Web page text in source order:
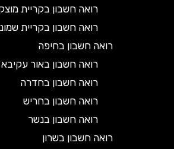
רואה חשבון בקריית מוצקין
רואה חשבון בקריית שמונה
רואה חשבון בחיפה
רואה חשבון באור עקיבא
רואה חשבון בחדרה
רואה חשבון בחריש
רואה חשבון בנשר
רואה חשבון בשרון